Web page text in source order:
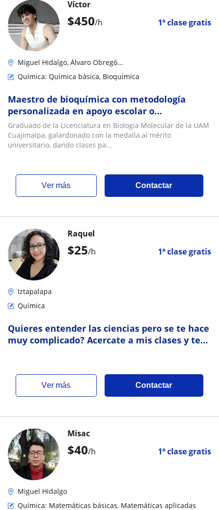
$450/h 1ª clase gratis
Víctor
Miguel Hidalgo, Álvaro Obregó...
Química: Química básica, Bioquímica
Maestro de bioquímica con metodología
personalizada en apoyo escolar o
principiantes de forma presencial o en línea
Graduado de la Licenciatura en Biología Molecular de la UAM
Cuajimalpa, galardonado con la medalla al mérito
universitario, dando clases pa...
ver más Contactar
$25/h 1ª clase gratis
Raquel
Iztapalapa
Química
Quieres entender las ciencias pero se te hace
muy complicado? Acercate a mis clases y te
ver más Contactar
$40/h 1ª clase gratis
Misac
Miguel Hidalgo
Química: Matemáticas básicas, Matemáticas aplicadas